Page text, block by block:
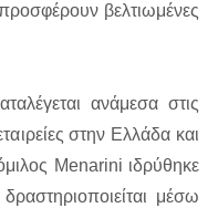
βελτιωμένες
ανάμεσα στις
στην Ελλάδα και
Menarini ιδρύθηκε
μέσω